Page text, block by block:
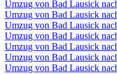
Umzug von Bad Lausick
Umzug von Bad Lausick
Umzug von Bad Lausick
Umzug von Bad Lausick
Umzug von Bad Lausick
Umzug von Bad Lausick
Umzug von Bad Lausick